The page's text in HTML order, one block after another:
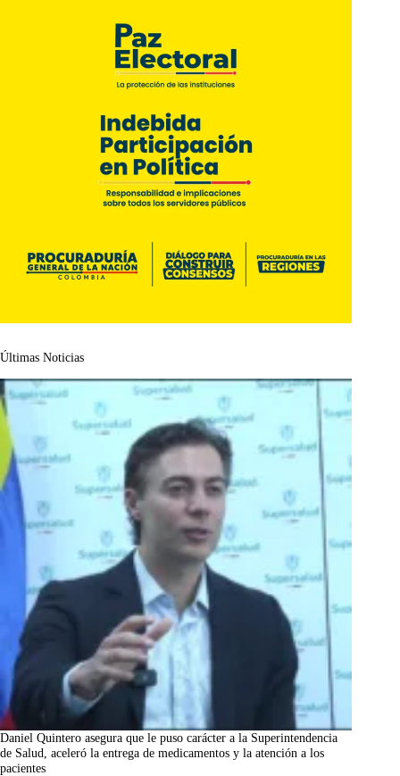
Últimas Noticias
Daniel Quintero asegura que le puso carácter a la Superintendencia
de Salud, aceleró la entrega de medicamentos y la atención a los
pacientes